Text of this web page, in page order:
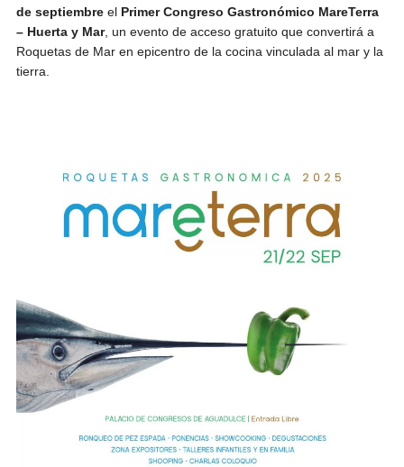
de septiembreel Primer Congreso Gastronómico MareTerra
– Huerta y Mar, un evento de acceso gratuito que convertirá a
Roquetas de Mar en epicentro de la cocina vinculada al mar y la
tierra.